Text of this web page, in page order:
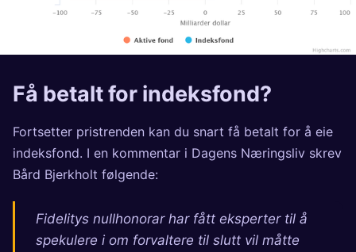
Få betalt for indeksfond?
Fortsetter pristrenden kan du snart få betalt for å eie
indeksfond. I en kommentar i Dagens Næringsliv skrev
Bård Bjerkholt følgende:
Fidelitys nullhonorar har fått eksperter til å
spekulere i om forvaltere til slutt vil måtte